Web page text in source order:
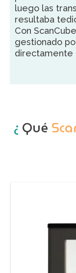
luego las
resultaba
Con
gestionado
directamente
¿ Qué